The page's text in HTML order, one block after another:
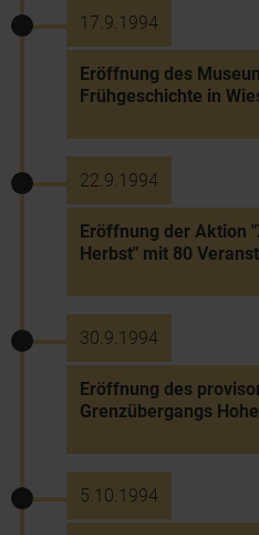
17.9.1994
Eröffnung des
Frühgeschichte in
22.9.1994
Eröffnung der Aktion
Herbst" mit 80
30.9.1994
Eröffnung des
Grenzübergangs
5.10.1994